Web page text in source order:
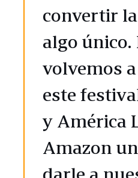
convertir
algo único.
volvemos
este
y América
Amazon